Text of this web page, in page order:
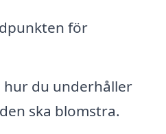
för
du underhåller
ska blomstra.